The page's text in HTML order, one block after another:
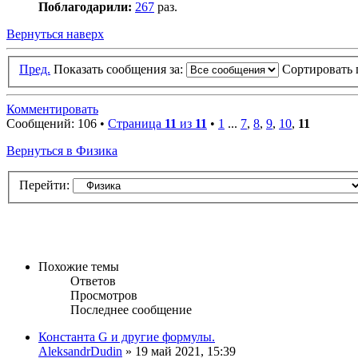
Поблагодарили: 267 раз.
Вернуться наверх
Пред. Показать сообщения за: Сортировать
Комментировать
Сообщений: 106 • Страница 11 из 11 • 1 ... 7, 8, 9, 10, 11
Вернуться в Физика
Перейти:
Похожие темы
Ответов
Просмотров
Последнее сообщение
Константа G и другие формулы.
AleksandrDudin » 19 май 2021, 15:39